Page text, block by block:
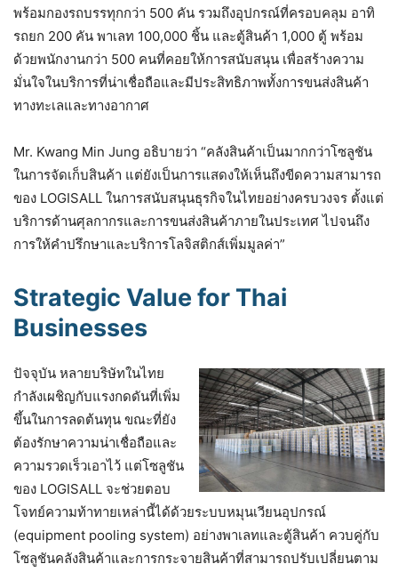
พร้อมกองรถบรรทุกกว่า 500 คัน รวมถึงอุปกรณ์ที่ครอบคลุม อาทิ
รถยก 200 คัน พาเลท 100,000 ชิ้น และตู้สินค้า 1,000 ตู้ พร้อม
ด้วยพนักงานกว่า 500 คนที่คอยให้การสนับสนุน เพื่อสร้างความ
มั่นใจในบริการที่น่าเชื่อถือและมีประสิทธิภาพทั้งการขนส่งสินค้า
ทางทะเลและทางอากาศ
Mr. Kwang Min Jung อธิบายว่า “คลังสินค้าเป็นมากกว่าโซลูชัน
ในการจัดเก็บสินค้า แต่ยังเป็นการแสดงให้เห็นถึงขีดความสามารถ
ของ LOGISALL ในการสนับสนุนธุรกิจในไทยอย่างครบวงจร ตั้งแต่
บริการด้านศุลกากรและการขนส่งสินค้าภายในประเทศ ไปจนถึง
การให้คำปรึกษาและบริการโลจิสติกส์เพิ่มมูลค่า”
Strategic Value for Thai
Businesses
ปัจจุบัน หลายบริษัทในไทย
กำลังเผชิญกับแรงกดดันที่เพิ่ม
ขึ้นในการลดต้นทุน ขณะที่ยัง
ต้องรักษาความน่าเชื่อถือและ
ความรวดเร็วเอาไว้ แต่โซลูชัน
ของ LOGISALL จะช่วยตอบ
โจทย์ความท้าทายเหล่านี้ได้ด้วยระบบหมุนเวียนอุปกรณ์
(equipment pooling system) อย่างพาเลทและตู้สินค้า ควบคู่กับ
โซลูชันคลังสินค้าและการกระจายสินค้าที่สามารถปรับเปลี่ยนตาม